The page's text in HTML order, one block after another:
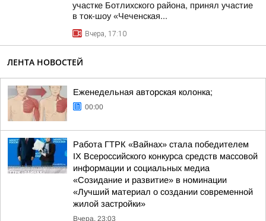
участке Ботлихского района, принял участие
в ток-шоу «Чеченская...
Вчера, 17:10
ЛЕНТА НОВОСТЕЙ
Еженедельная авторская колонка;
00:00
Работа ГТРК «Вайнах» стала победителем
IX Всероссийского конкурса средств массовой
информации и социальных медиа
«Созидание и развитие» в номинации
«Лучший материал о создании современной
жилой застройки»
Вчера, 23:03